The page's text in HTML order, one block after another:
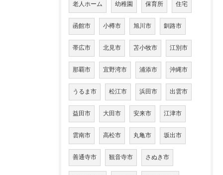
老人ホーム 幼稚園 保育所 住宅
函館市 小樽市 旭川市 釧路市
帯広市 北見市 苫小牧市 江別市
那覇市 宜野湾市 浦添市 沖縄市
うるま市 松江市 浜田市 出雲市
益田市 大田市 安来市 江津市
雲南市 高松市 丸亀市 坂出市
善通寺市 観音寺市 さぬき市